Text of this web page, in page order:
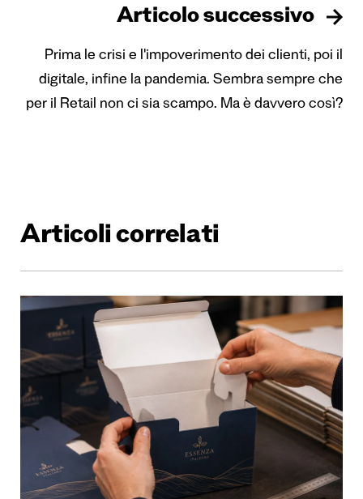
Articolo successivo
Prima le crisi e l'impoverimento dei clienti, poi il
digitale, infine la pandemia. Sembra sempre che
per il Retail non ci sia scampo. Ma è davvero così?
Articoli correlati